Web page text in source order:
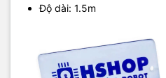
Độ dài: 1.5m